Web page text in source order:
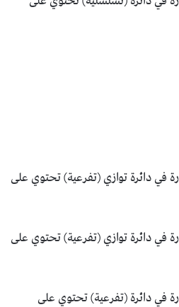
في دائرة توازي (تفرعية) تحتوي على
في دائرة توازي (تفرعية) تحتوي على
في دائرة (تفرعية) تحتوي على